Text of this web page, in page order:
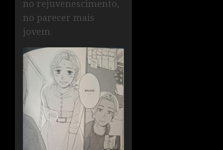
no rejuvenescimento,
no parecer mais
jovem.